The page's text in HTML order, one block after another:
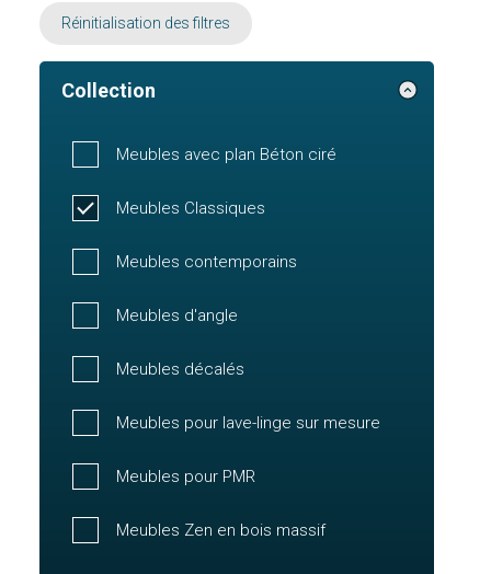
Réinitialisation des filtres
Collection
Meubles avec plan Béton ciré
Meubles Classiques
Meubles contemporains
Meubles d'angle
Meubles décalés
Meubles pour lave-linge sur mesure
Meubles pour PMR
Meubles Zen en bois massif